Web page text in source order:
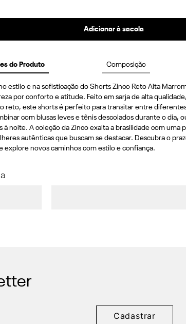
Adicionar à sacola
do Produto Composição
estilo e na sofisticação do Shorts Zinco Reto Alta
por conforto e atitude. Feito em sarja de alta
reto, este shorts é perfeito para transitar entre
com blusas leves e tênis descolados durante o dia,
à noite. A coleção da Zinco exalta a brasilidade com uma
autênticas que buscam se destacar. Descubra o
explore novos caminhos com estilo e confiança.
Cadastrar